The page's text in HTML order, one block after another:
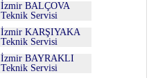
İzmir BALÇOVA
Teknik Servisi
İzmir KARŞIYAKA
Teknik Servisi
İzmir BAYRAKLI
Teknik Servisi